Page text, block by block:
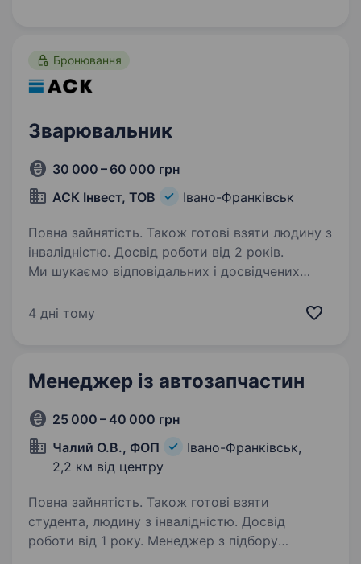
Бронювання
Зварювальник
30 000 – 60 000 грн
АСК Інвест, ТОВ
Івано-Франківськ
Повна зайнятість. Також готові взяти людину з
інвалідністю. Досвід роботи від 2 років.
Ми шукаємо відповідальних і досвідчених
відбувається на виробничих дільницях: м.
4 дні тому
Менеджер із автозапчастин
25 000 – 40 000 грн
Чалий О.В., ФОП
Івано-Франківськ,
2,2 км від центру
Повна зайнятість. Також готові взяти
студента, людину з інвалідністю. Досвід
роботи від 1 року. Менеджер з підбору